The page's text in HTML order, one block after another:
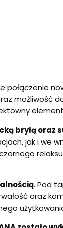
połączenie
możliwość
bryłą
jak i we
. Pod
oraz